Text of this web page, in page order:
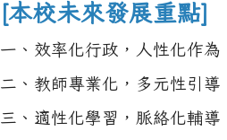
[本校未來發展重點]
一、效率化行政，人性化作為
二、教師專業化，多元性引導
三、適性化學習，脈絡化輔導